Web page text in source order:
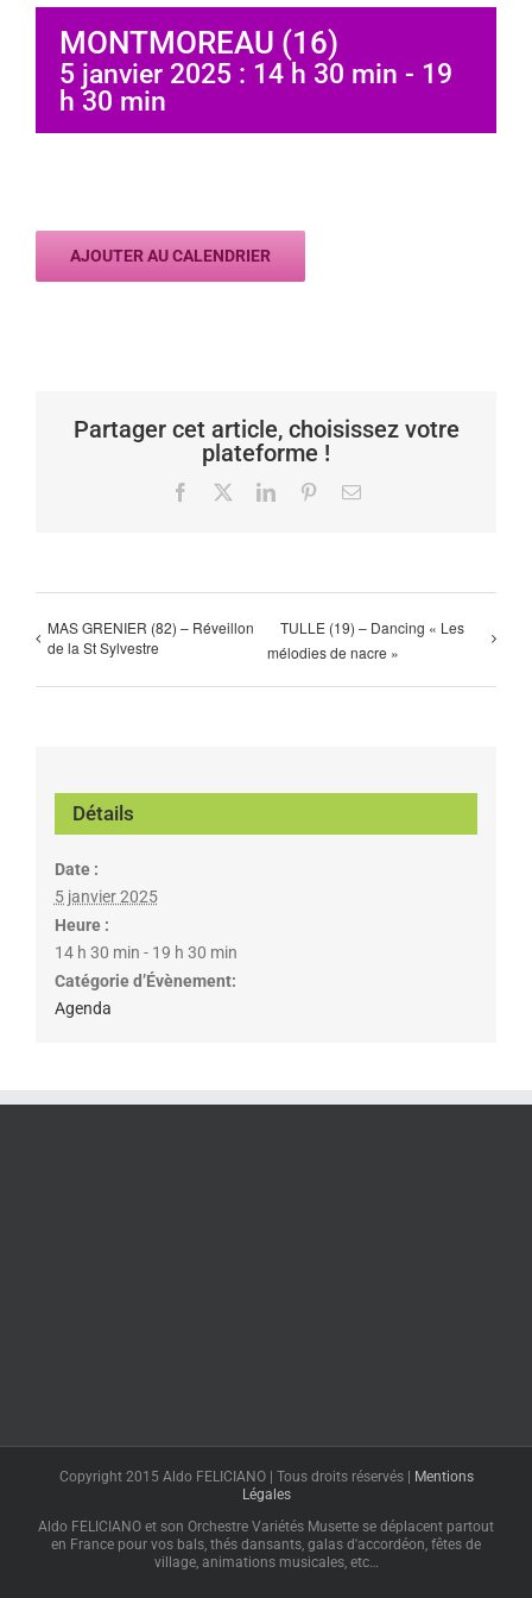
MONTMOREAU (16)
5 janvier 2025 : 14 h 30 min - 19
h 30 min
AJOUTER AU CALENDRIER
Partager cet article, choisissez votre
plateforme !
Facebook LinkedInPinterestEmail
MAS GRENIER (82) – Réveillon
de la St Sylvestre
TULLE (19) – Dancing « Les
mélodies de nacre »
Détails
Date :
5 janvier 2025
Heure :
14 h 30 min - 19 h 30 min
Catégorie d’Évènement:
Agenda
Copyright 2015 Aldo FELICIANO | Tous droits réservés | Mentions
Légales
Aldo FELICIANO et son Orchestre Variétés Musette se déplacent partout
en France pour vos bals, thés dansants, galas d'accordéon, fêtes de
village, animations musicales, etc…